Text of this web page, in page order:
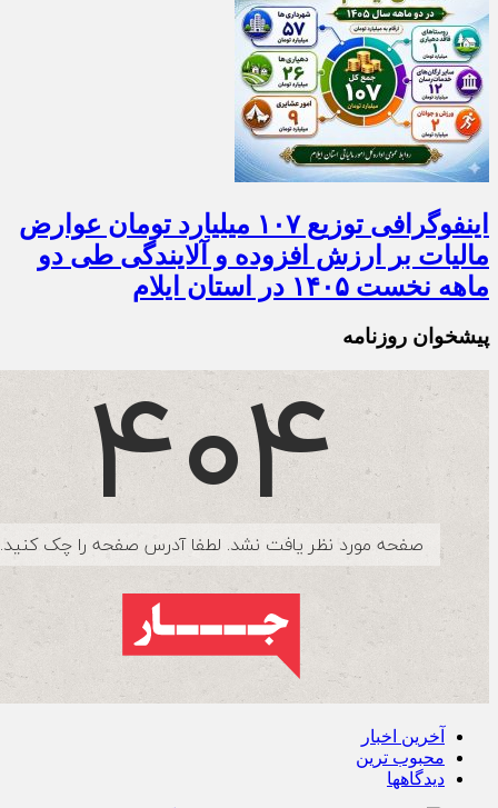
اینفوگرافی توزیع ۱۰۷ میلیارد تومان عوارض
مالیات بر ارزش افزوده و آلایندگی طی دو
ماهه نخست ۱۴۰۵ در استان ایلام
پیشخوان روزنامه
آخرین اخبار
محبوب ترین
دیدگاهها